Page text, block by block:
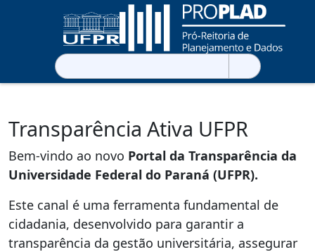
Pesquisar
por:
Transparência Ativa UFPR
Bem-vindo ao novo Portal da Transparência da
Universidade Federal do Paraná (UFPR).
Este canal é uma ferramenta fundamental de
cidadania, desenvolvido para garantir a
transparência da gestão universitária, assegurar